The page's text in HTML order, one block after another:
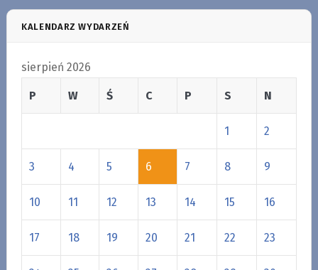
KALENDARZ WYDARZEŃ
sierpień 2026
P W Ś C P S N
1 2
3 4 5 6 7 8 9
10 11 12 13 14 15 16
17 18 19 20 21 22 23